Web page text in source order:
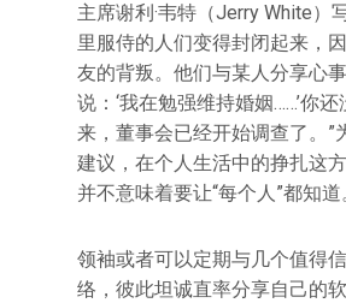
主席谢利·韦特（Jerry White）
里服侍的人们变得封闭起来，
友的背叛。他们与某人分享心
说：‘我在勉强维持婚姻……’你
来，董事会已经开始调查了。”
建议，在个人生活中的挣扎这
并不意味着要让“每个人”都知道
领袖或者可以定期与几个值得
络，彼此坦诚直率分享自己的